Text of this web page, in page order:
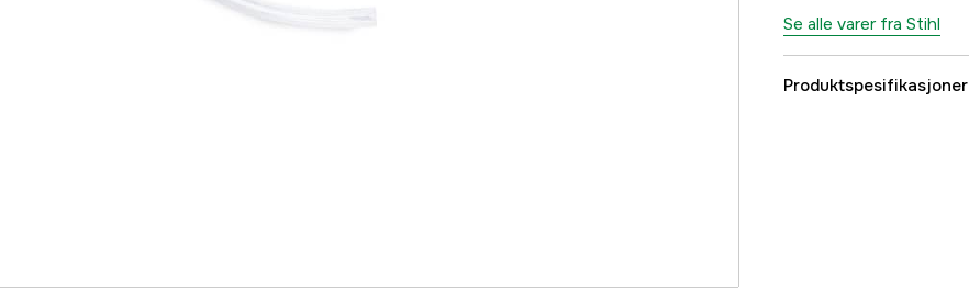
Se alle varer fra Stihl
Produktspesifikasjoner